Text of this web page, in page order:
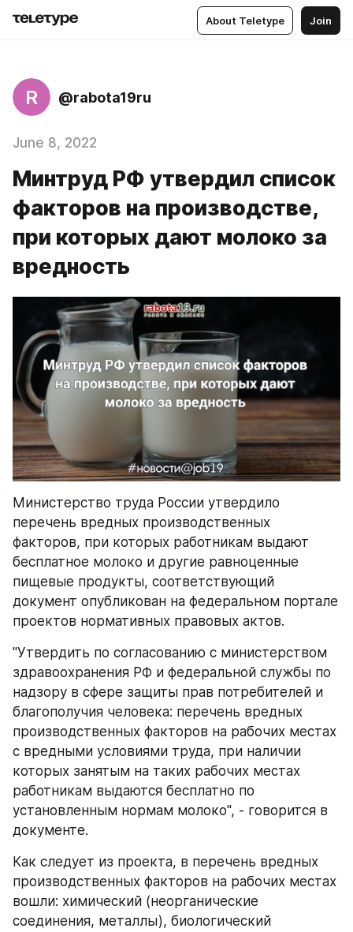
About Teletype Join
R @rabota19ru
June 8, 2022
Минтруд РФ утвердил список
факторов на производстве,
при которых дают молоко за
вредность
Министерство труда России утвердило
перечень вредных производственных
факторов, при которых работникам выдают
бесплатное молоко и другие равноценные
пищевые продукты, соответствующий
документ опубликован на федеральном портале
проектов нормативных правовых актов.
"Утвердить по согласованию с министерством
здравоохранения РФ и федеральной службы по
надзору в сфере защиты прав потребителей и
благополучия человека: перечень вредных
производственных факторов на рабочих местах
с вредными условиями труда, при наличии
которых занятым на таких рабочих местах
работникам выдаются бесплатно по
установленным нормам молоко", - говорится в
документе​​​.
Как следует из проекта, в перечень вредных
производственных факторов на рабочих местах
вошли: химический (неорганические
соединения, металлы), биологический